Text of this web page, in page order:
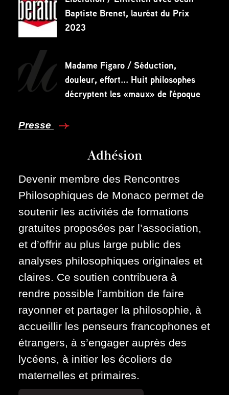
Baptiste Brenet, lauréat du Prix
2023
Madame Figaro / Séduction,
douleur, effort... Huit philosophes
décryptent les «maux» de l'époque
Presse
Adhésion
Devenir membre des Rencontres
Philosophiques de Monaco permet de
soutenir les activités de formations
gratuites proposées par l’association,
et d’offrir au plus large public des
analyses philosophiques originales et
claires. Ce soutien contribuera à
rendre possible l’ambition de faire
rayonner et partager la philosophie, à
accueillir les penseurs francophones et
étrangers, à s’engager auprès des
lycéens, à initier les écoliers de
maternelles et primaires.